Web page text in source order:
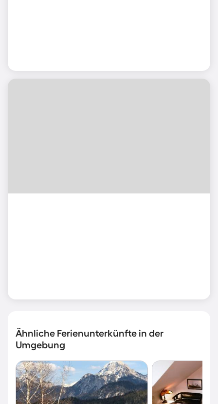
Ähnliche Ferienunterkünfte in der
Umgebung